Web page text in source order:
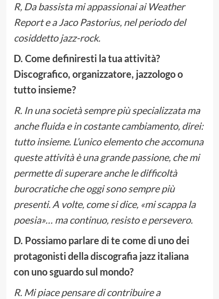
R, Da bassista mi appassionai ai Weather
Report e a Jaco Pastorius, nel periodo del
cosiddetto jazz-rock.
D. Come definiresti la tua attività?
Discografico, organizzatore, jazzologo o
tutto insieme?
R. In una società sempre più specializzata ma
anche fluida e in costante cambiamento, direi:
tutto insieme. L’unico elemento che accomuna
queste attività è una grande passione, che mi
permette di superare anche le difficoltà
burocratiche che oggi sono sempre più
presenti. A volte, come si dice, «mi scappa la
poesia»… ma continuo, resisto e persevero.
D. Possiamo parlare di te come di uno dei
protagonisti della discografia jazz italiana
con uno sguardo sul mondo?
R. Mi piace pensare di contribuire a